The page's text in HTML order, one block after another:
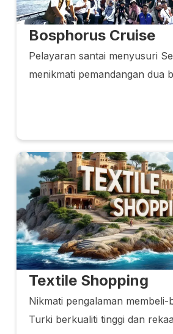
Bosphorus Cruise
Pelayaran santai menyusuri
menikmati pemandangan dua
Textile Shopping
Nikmati pengalaman
Turki berkualiti tinggi dan